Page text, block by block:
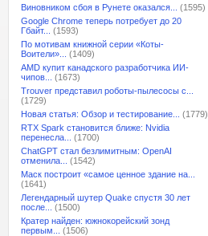
Виновником сбоя в Рунете оказался...
(1595)
Google Chrome теперь потребует до 20
Гбайт...
(1593)
По мотивам книжной серии «Коты-
Воители»...
(1409)
AMD купит канадского разработчика ИИ-
чипов...
(1673)
Trouver представил роботы-пылесосы с...
(1729)
Новая статья: Обзор и тестирование...
(1779)
RTX Spark становится ближе: Nvidia
перенесла...
(1700)
ChatGPT стал безлимитным: OpenAI
отменила...
(1542)
Маск построит «самое ценное здание на...
(1641)
Легендарный шутер Quake спустя 30 лет
после...
(1500)
Кратер найден: южнокорейский зонд
первым...
(1506)